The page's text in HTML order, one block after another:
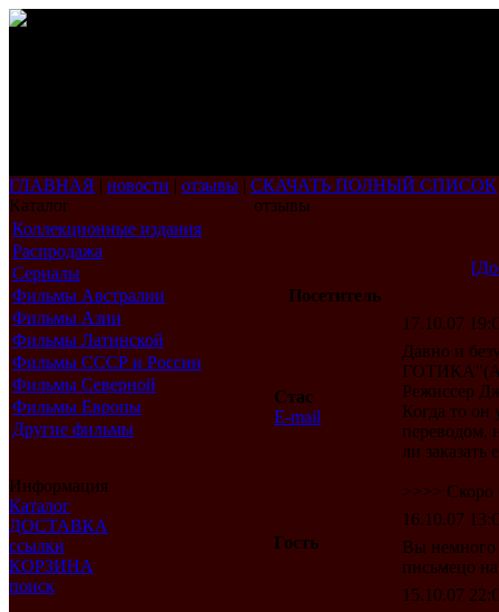
ГЛАВНАЯ | новости | отзывы | СКАЧАТЬ ПОЛНЫЙ СПИСОК
Каталог
Коллекционные издания
Распродажа
Сериалы
Фильмы Австралии
Фильмы Азии
Фильмы Латинской
Америки
Фильмы СССР и России
Фильмы Северной
Америки
Фильмы Европы
Другие фильмы
Информация
Каталог
ДОСТАВКА
ссылки
КОРЗИНА
поиск
отзывы
Посетитель
Стас
E-mail
17.10.07
Давно и
Режиссер
Когда то он
переводом,
ли заказать
>>>> Скоро
Гость
16.10.07
Вы немного
письмецо
15.10.07